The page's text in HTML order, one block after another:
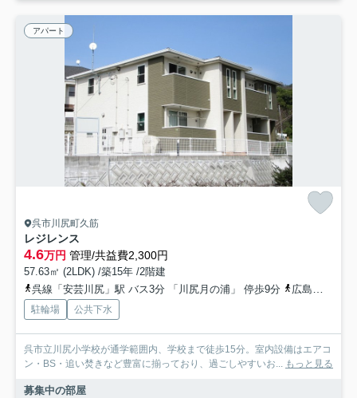
アパート
呉市川尻町久筋
レジレンス
4.6万円 管理/共益費2,300円
57.63㎡ (2LDK) /築15年 /2階建
呉線「安芸川尻」駅 バス3分 「川尻月の浦」 停歩9分
広島県呉市「月の浦（広島県）」バス停下車 徒歩10分
駐輪場 公共下水
呉市立川尻小学校が通学範囲内、学校まで徒歩15分。室内設備はエアコ
ン・BS・追い焚きなど豊富に揃っており、過ごしやすいお... もっと見る
募集中の部屋